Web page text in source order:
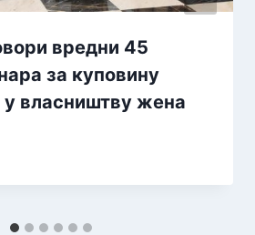
вредни 45
за куповину
у власништву жена